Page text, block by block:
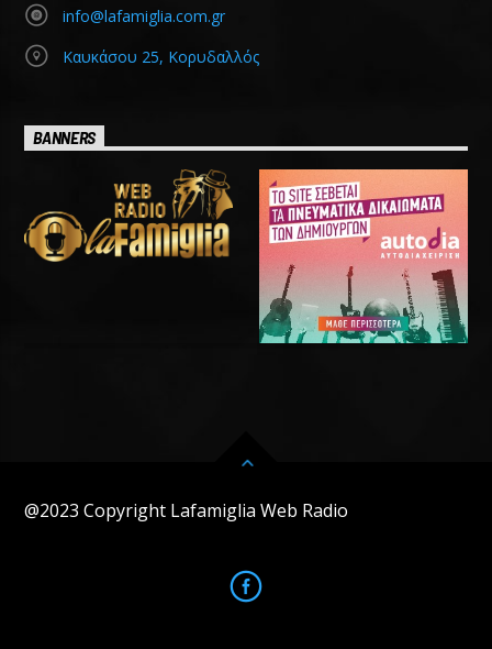
info@lafamiglia.com.gr
Καυκάσου 25, Κορυδαλλός
BANNERS
@2023 Copyright Lafamiglia Web Radio